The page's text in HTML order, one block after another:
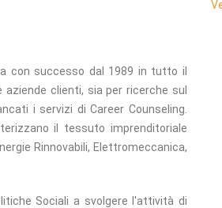
con successo dal 1989 in tutto il
clienti, sia per ricerche sul
i servizi di Career Counseling.
il tessuto imprenditoriale
Rinnovabili, Elettromeccanica,
Sociali a svolgere l'attività di